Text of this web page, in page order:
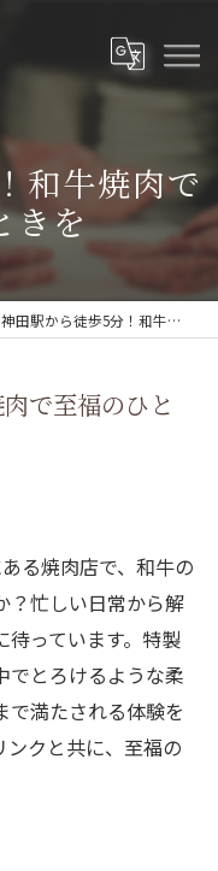
和牛焼肉で
きを
神田駅から徒歩5分！和牛焼肉で至福のひとときを
で至福のひと
る焼肉店で、和牛の
？忙しい日常から解
っています。特製
でとろけるような柔
で満たされる体験を
ンクと共に、至福の